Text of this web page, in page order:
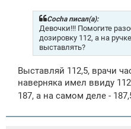
б
щ
е
н
и
Cocha писал(а):
Девочки!!! Помогите
дозировку 112, а на
выставлять?
Выставляй 112,5, врачи
наверняка имел ввиду
187, а на самом деле -